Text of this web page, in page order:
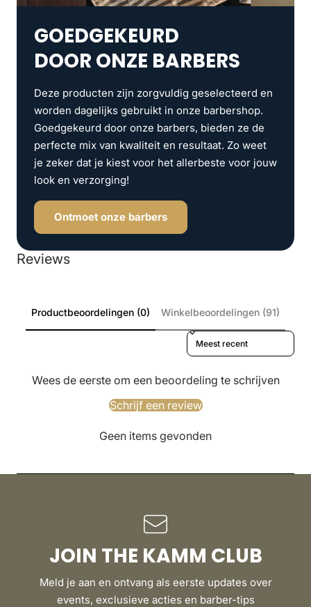
GOEDGEKEURD
DOOR ONZE BARBERS
Deze producten zijn zorgvuldig geselecteerd en
worden dagelijks gebruikt in onze barbershop.
Goedgekeurd door onze barbers, bieden ze de
perfecte mix van kwaliteit en resultaat. Zo weet
je zeker dat je kiest voor het allerbeste voor jouw
look en verzorging!
Ontmoet onze barbers
Reviews
Productbeoordelingen (0) Winkelbeoordelingen (91)
Sort reviews by
Wees de eerste om een beoordeling te schrijven
Schrijf een review
Geen items gevonden
JOIN THE KAMM CLUB
Meld je aan en ontvang als eerste updates over
events, exclusieve acties en barber-tips